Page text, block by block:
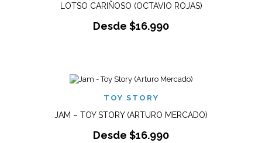
LOTSO CARIÑOSO (OCTAVIO ROJAS)
Desde $16.990
TOY STORY
JAM – TOY STORY (ARTURO MERCADO)
Desde $16.990